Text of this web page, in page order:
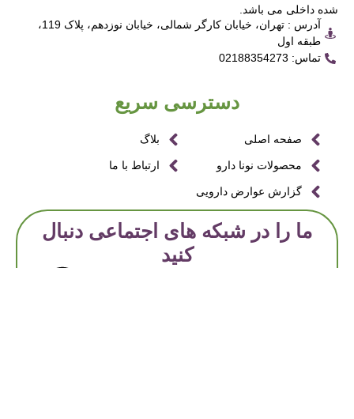
شده داخلی می باشد.
آدرس : تهران، خیابان کارگر شمالی، خیابان نوزدهم، پلاک 119،
طبقه اول
تماس: 02188354273
دسترسی سریع
صفحه اصلی
محصولات نونا دارو
گزارش عوارض دارویی
بلاگ
ارتباط با ما
ما را در شبکه های اجتماعی دنبال
کنید